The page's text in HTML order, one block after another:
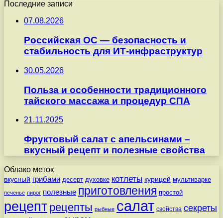
Последние записи
07.08.2026
Российская ОС — безопасность и
стабильность для ИТ-инфраструктур
30.05.2026
Польза и особенности традиционного
тайского массажа и процедур СПА
21.11.2025
Фруктовый салат с апельсинами –
вкусный рецепт и полезные свойства
Облако меток
вкусный грибами десерт духовке котлеты курицей мультиварке
печенье пирог полезные приготовления простой
рецепт рецепты рыбные салат свойства секреты